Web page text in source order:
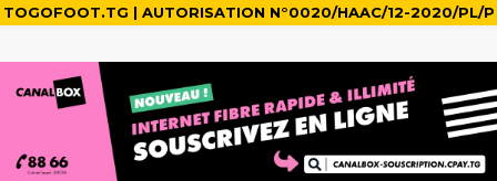
TOGOFOOT.TG | AUTORISATION N°0020/HAAC/12-2020/PL/P